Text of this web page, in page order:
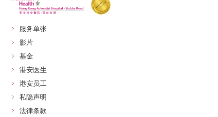
服务单张
影片
基金
港安医生
港安员工
私隐声明
法律条款